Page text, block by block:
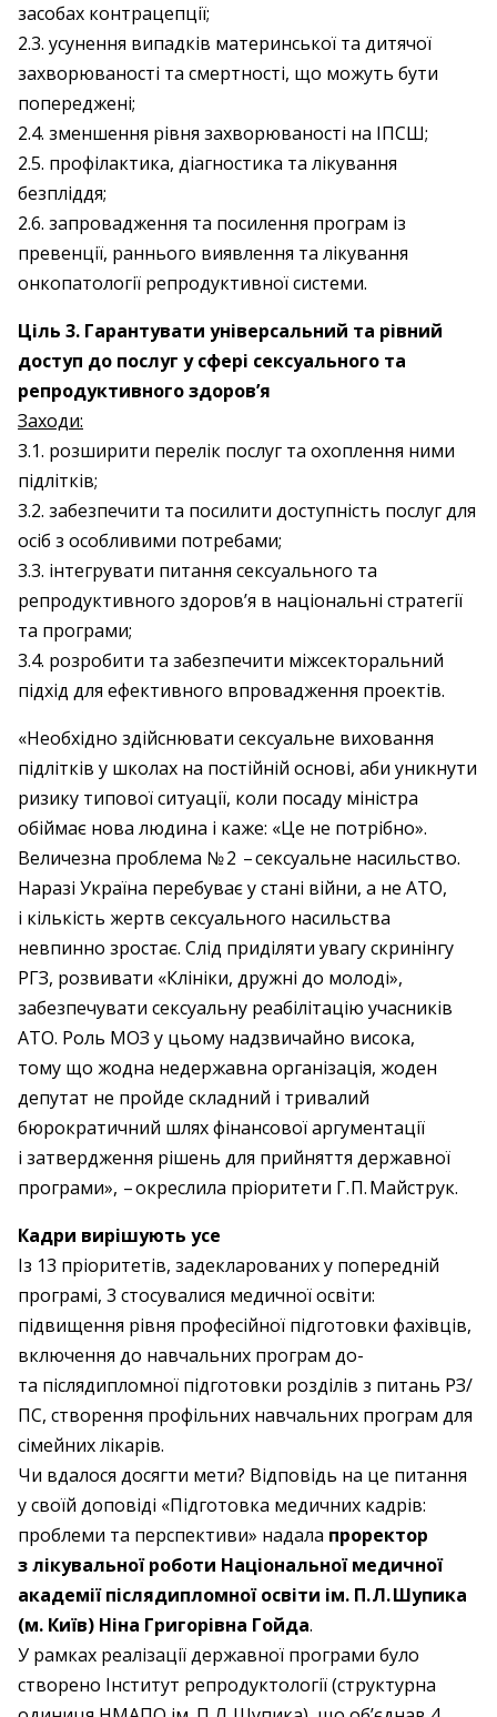
засобах контрацепції;
2.3. усунення випадків материнської та дитячої
захворюваності та смертності, що можуть бути
попереджені;
2.4. зменшення рівня захворюваності на ІПСШ;
2.5. профілактика, діагностика та лікування
безпліддя;
2.6. запровадження та посилення програм із
превенції, раннього виявлення та лікування
онкопатології репродуктивної системи.
Ціль 3. Гарантувати універсальний та рівний
доступ до послуг у сфері сексуального та
репродуктивного здоров’я
Заходи:
3.1. розширити перелік послуг та охоплення ними
підлітків;
3.2. забезпечити та посилити доступність послуг для
осіб з особливими потребами;
3.3. інтегрувати питання сексуального та
репродуктивного здоров’я в національні стратегії
та програми;
3.4. розробити та забезпечити міжсекторальний
підхід для ефективного впровадження проектів.
«Необхідно здійснювати сексуальне виховання
підлітків у школах на постійній основі, аби уникнути
ризику типової ситуації, коли посаду міністра
обіймає нова людина і каже: «Це не потрібно».
Величезна проблема № 2 – ​сексуальне насильство.
Наразі Україна перебуває у стані війни, а не АТО,
і кількість жертв сексуального насильства
невпинно зростає. Слід приділяти увагу скринінгу
РГЗ, розвивати «Клініки, дружні до молоді»,
забезпечувати сексуальну реабілітацію учасників
АТО. Роль МОЗ у цьому надзвичайно висока,
тому що жодна недержавна організація, жоден
депутат не пройде складний і тривалий
бюрократичний шлях фінансової аргументації
і затвердження рішень для прийняття державної
програми», – ​окреслила пріоритети Г. П. Майструк.
Кадри вирішують усе
Із 13 пріоритетів, задекларованих у попередній
програмі, 3 стосувалися медичної освіти:
підвищення рівня професійної підготовки фахівців,
включення до навчальних програм до-
та післядипломної підготовки розділів з питань РЗ/
ПС, створення профільних навчальних програм для
сімейних лікарів.
Чи вдалося досягти мети? Відповідь на це питання
у своїй доповіді «Підготовка медичних кадрів:
проблеми та перспективи» надала проректор
з лікувальної роботи Національної медичної
академії післядипломної освіти ім. П. Л. Шупика
(м. Київ) Ніна Григорівна Гойда.
У рамках реалізації державної програми було
створено Інститут репродуктології (структурна